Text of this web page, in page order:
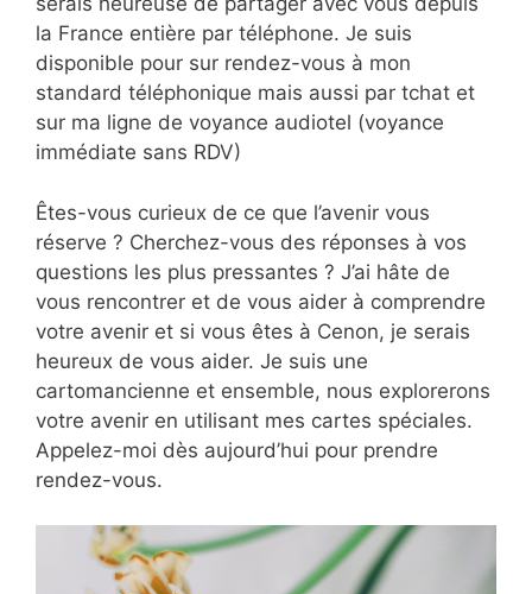
la France entière par téléphone. Je suis
disponible pour sur rendez-vous à mon
standard téléphonique mais aussi par tchat et
sur ma ligne de voyance audiotel (voyance
immédiate sans RDV)
Êtes-vous curieux de ce que l’avenir vous
réserve ? Cherchez-vous des réponses à vos
questions les plus pressantes ? J’ai hâte de
vous rencontrer et de vous aider à comprendre
votre avenir et si vous êtes à Cenon, je serais
heureux de vous aider. Je suis une
cartomancienne et ensemble, nous explorerons
votre avenir en utilisant mes cartes spéciales.
Appelez-moi dès aujourd’hui pour prendre
rendez-vous.